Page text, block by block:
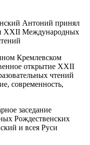
Кремлевском
открытие XXII
чтений
современность,
заседание
Рождественских
и всея Руси